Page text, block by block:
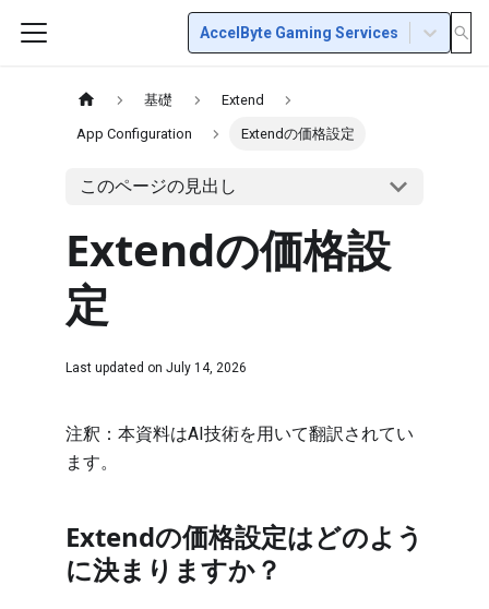
AccelByte Gaming Services
基礎 Extend
App Configuration Extendの価格設定
このページの見出し
Extendの価格設
定
Last updated on July 14, 2026
注釈：本資料はAI技術を用いて翻訳されてい
ます。
Extendの価格設定はどのよう
に決まりますか？